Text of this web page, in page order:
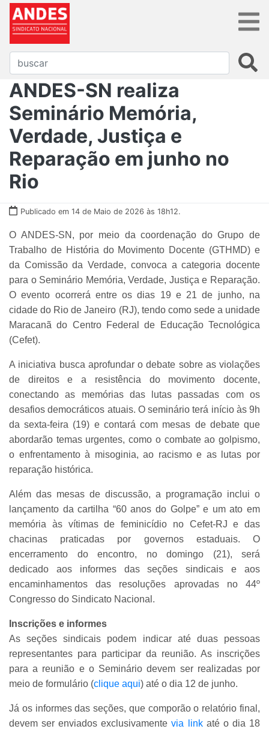
ANDES-SN realiza
Seminário Memória,
Verdade, Justiça e
Reparação em junho no
Rio
Publicado em 14 de Maio de 2026 às 18h12.
O ANDES-SN, por meio da coordenação do Grupo de
Trabalho de História do Movimento Docente (GTHMD) e
da Comissão da Verdade, convoca a categoria docente
para o Seminário Memória, Verdade, Justiça e Reparação.
O evento ocorrerá entre os dias 19 e 21 de junho, na
cidade do Rio de Janeiro (RJ), tendo como sede a unidade
Maracanã do Centro Federal de Educação Tecnológica
(Cefet).
A iniciativa busca aprofundar o debate sobre as violações
de direitos e a resistência do movimento docente,
conectando as memórias das lutas passadas com os
desafios democráticos atuais. O seminário terá início às 9h
da sexta-feira (19) e contará com mesas de debate que
abordarão temas urgentes, como o combate ao golpismo,
o enfrentamento à misoginia, ao racismo e as lutas por
reparação histórica.
Além das mesas de discussão, a programação inclui o
lançamento da cartilha “60 anos do Golpe” e um ato em
memória às vítimas de feminicídio no Cefet-RJ e das
chacinas praticadas por governos estaduais. O
encerramento do encontro, no domingo (21), será
dedicado aos informes das seções sindicais e aos
encaminhamentos das resoluções aprovadas no 44º
Congresso do Sindicato Nacional.
Inscrições e informes
As seções sindicais podem indicar até duas pessoas
representantes para participar da reunião. As inscrições
para a reunião e o Seminário devem ser realizadas por
meio de formulário (clique aqui) até o dia 12 de junho.
Já os informes das seções, que comporão o relatório final,
devem ser enviados exclusivamentevia linkaté o dia 18